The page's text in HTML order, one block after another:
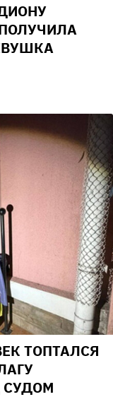
ТОПТАЛСЯ
СУДОМ